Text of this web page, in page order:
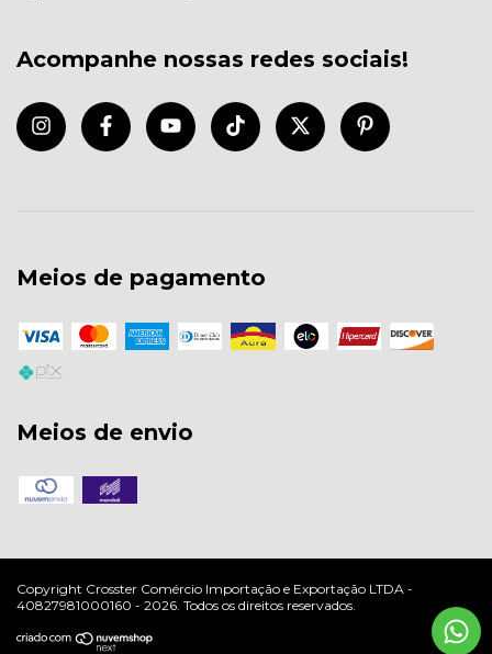
Acompanhe nossas redes sociais!
Meios de pagamento
Meios de envio
Copyright Crosster Comércio Importação e Exportação LTDA -
40827981000160 - 2026. Todos os direitos reservados.